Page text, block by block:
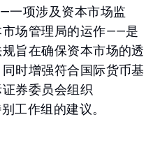
一项涉及资本市场监
场管理局的运作——是
旨在确保资本市场的透
时增强符合国际货币基
券委员会组织
工作组的建议。